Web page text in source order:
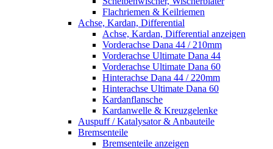
Flachriemen & Keilriemen
Achse, Kardan, Differential
Achse, Kardan, Differential anzeigen
Vorderachse Dana 44 / 210mm
Vorderachse Ultimate Dana 44
Vorderachse Ultimate Dana 60
Hinterachse Dana 44 / 220mm
Hinterachse Ultimate Dana 60
Kardanflansche
Kardanwelle & Kreuzgelenke
Auspuff / Katalysator & Anbauteile
Bremsenteile
Bremsenteile anzeigen